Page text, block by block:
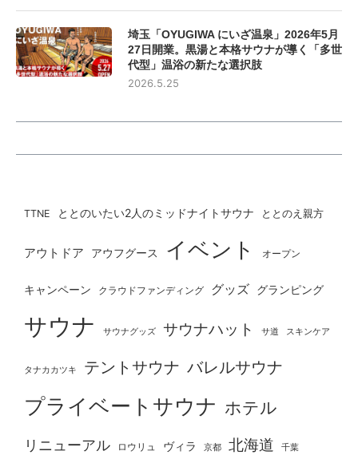
埼玉「OYUGIWA にいざ温泉」2026年5月
27日開業。黒湯と本格サウナが導く「多世
代型」温浴の新たな選択肢
2026.5.25
TTNE ととのいたい2人のミッドナイトサウナ ととのえ親方
アウトドア アウフグース イベント オープン
キャンペーン クラウドファンディング グッズ グランピング
サウナ サウナグッズ サウナハット サ道 スキンケア
タナカカツキ テントサウナ バレルサウナ
プライベートサウナ ホテル
リニューアル ロウリュ ヴィラ 京都 北海道 千葉